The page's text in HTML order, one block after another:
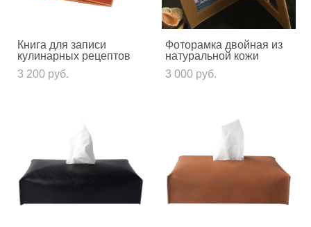
Книга для записи
кулинарных рецептов
3 200 pуб.
Фоторамка двойная из
натуральной кожи
3 000 pуб.